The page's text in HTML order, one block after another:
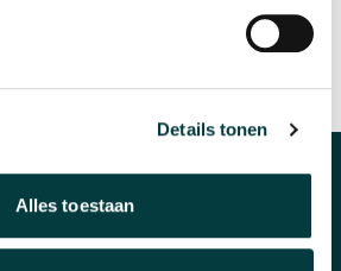
Details tonen
Alles toestaan
INRUILEN HORLOGE